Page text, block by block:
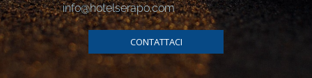
info@hotelserapo.com
CONTATTACI